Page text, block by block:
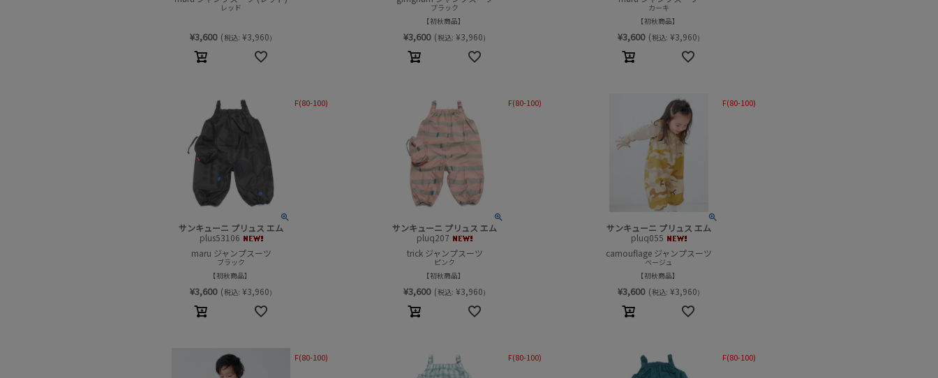
レッド
¥3,600 (税込: ¥3,960)
ブラック
初秋商品
¥3,600 (税込: ¥3,960)
カーキ
初秋商品
¥3,600 (税込: ¥3,960)
サンキューニ プリュス エム
plus53106
maru ジャンプスーツ
ブラック
初秋商品
¥3,600 (税込: ¥3,960)
F(80-100)
サンキューニ プリュス エム
pluq207
trick ジャンプスーツ
ピンク
初秋商品
¥3,600 (税込: ¥3,960)
F(80-100)
サンキューニ プリュス エム
pluq055
camouflage ジャンプスーツ
ベージュ
初秋商品
¥3,600 (税込: ¥3,960)
F(80-100)
F(80-100) F(80-100) F(80-100)